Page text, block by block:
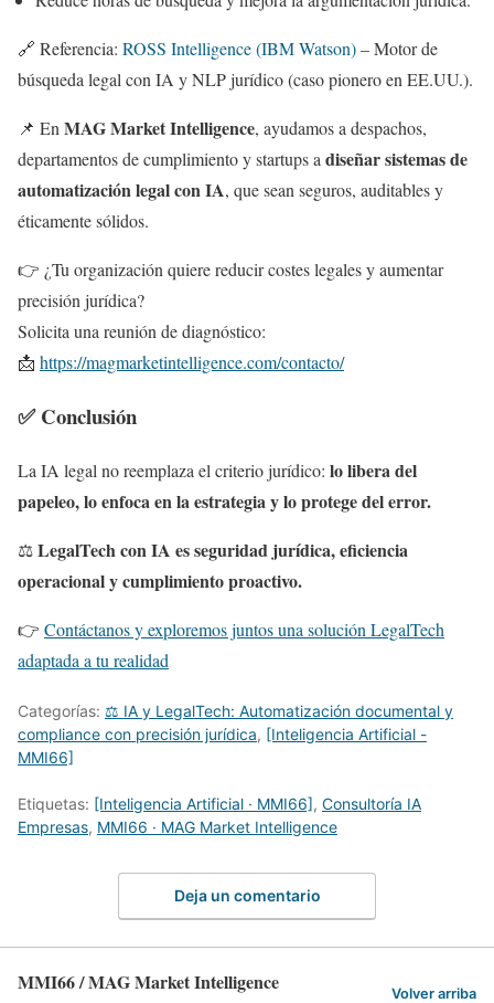
🔗 Referencia: ROSS Intelligence (IBM Watson)– Motor de
búsqueda legal con IA y NLP jurídico (caso pionero en EE.UU.).
📌 EnMAG Market Intelligence, ayudamos a despachos,
departamentos de cumplimiento y startups adiseñar sistemas de
automatización legal con IA, que sean seguros, auditables y
éticamente sólidos.
👉 ¿Tu organización quiere reducir costes legales y aumentar
precisión jurídica?
Solicita una reunión de diagnóstico:
📩 https://magmarketintelligence.com/contacto/
✅ Conclusión
La IA legal no reemplaza el criterio jurídico: lo libera del
papeleo, lo enfoca en la estrategia y lo protege del error.
⚖️LegalTech con IA es seguridad jurídica, eficiencia
operacional y cumplimiento proactivo.
👉 Contáctanos y exploremos juntos una solución LegalTech
adaptada a tu realidad
Categorías: ⚖️ IA y LegalTech: Automatización documental y
compliance con precisión jurídica, [Inteligencia Artificial -
MMI66]
Etiquetas: [Inteligencia Artificial · MMI66], Consultoría IA
Empresas, MMI66 · MAG Market Intelligence
Deja un comentario
MMI66 / MAG Market Intelligence Volver arriba